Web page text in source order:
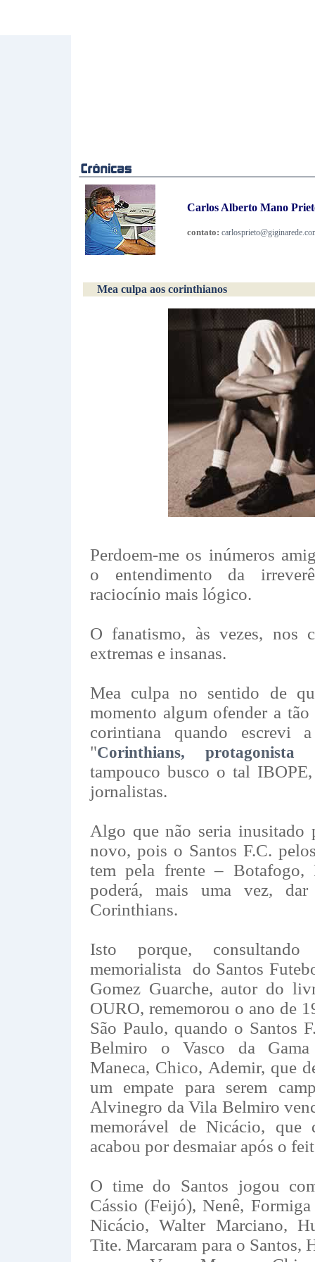
Carlos Alberto Mano
contato:
Mea culpa aos corinthianos
Perdoem-me os inúmeros
o entendimento da
raciocínio mais lógico.
O fanatismo, às vezes, nos
extremas e insanas.
Mea culpa no sentido de
momento algum ofender a
corintiana quando escrevi
"Corinthians,
tampouco busco o tal
jornalistas.
Algo que não seria inusitado
novo, pois o Santos F.C.
tem pela frente – Botafogo,
poderá, mais uma vez,
Corinthians.
Isto porque,
memorialista do Santos
Gomez Guarche, autor do
OURO, rememorou o ano de
São Paulo, quando o Santos
Belmiro o Vasco da
Maneca, Chico, Ademir, que
um empate para serem
Alvinegro da Vila Belmiro
memorável de Nicácio, que
acabou por desmaiar após o
O time do Santos jogou
Cássio (Feijó), Nenê,
Nicácio, Walter Marciano,
Tite. Marcaram para o Santos,